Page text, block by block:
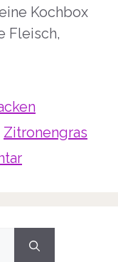
Kochbox
Fleisch,
Zitronengras